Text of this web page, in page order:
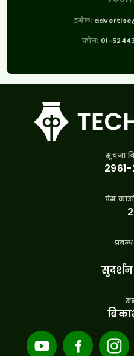
इमेल:
फोन: 01-
सूचना
प्रेस